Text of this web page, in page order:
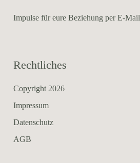
Impulse für eure Beziehung per E-Mail
Rechtliches
Copyright 2026
Impressum
Datenschutz
AGB